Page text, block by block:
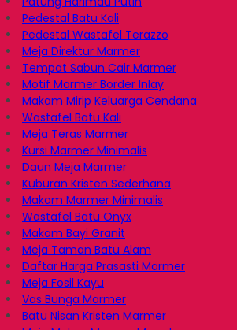
Pedestal Batu Kali
Pedestal Wastafel Terazzo
Meja Direktur Marmer
Tempat Sabun Cair Marmer
Motif Marmer Border Inlay
Makam Mirip Keluarga Cendana
Wastafel Batu Kali
Meja Teras Marmer
Kursi Marmer Minimalis
Daun Meja Marmer
Kuburan Kristen Sederhana
Makam Marmer Minimalis
Wastafel Batu Onyx
Makam Bayi Granit
Meja Taman Batu Alam
Daftar Harga Prasasti Marmer
Meja Fosil Kayu
Vas Bunga Marmer
Batu Nisan Kristen Marmer